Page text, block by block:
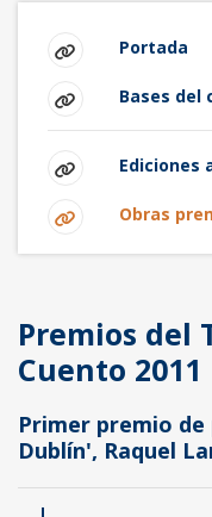
Portada
Bases del
Ediciones
Obras
Premios del
Cuento 2011
Primer premio de
Dublín', Raquel